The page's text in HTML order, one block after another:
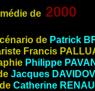
de 2000
de Patrick
Francis
Philippe
Jacques
Catherine